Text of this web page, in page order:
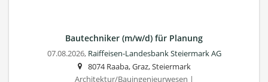
Bautechniker (m/w/d) für Planung
07.08.2026, Raiffeisen-Landesbank Steiermark AG
8074 Raaba, Graz, Steiermark
Architektur/Bauingenieurwesen |